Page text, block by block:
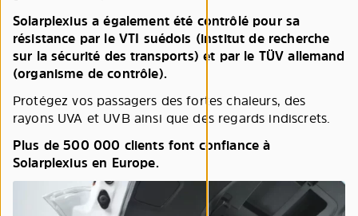
Solarplexius a également été contrôlé pour sa
résistance par le VTI suédois (institut de recherche
sur la sécurité des transports) et par le TÜV allemand
(organisme de contrôle).
Protégez vos passagers des fortes chaleurs, des
rayons UVA et UVB ainsi que des regards indiscrets.
Plus de 500 000 clients font confiance à
Solarplexius en Europe.